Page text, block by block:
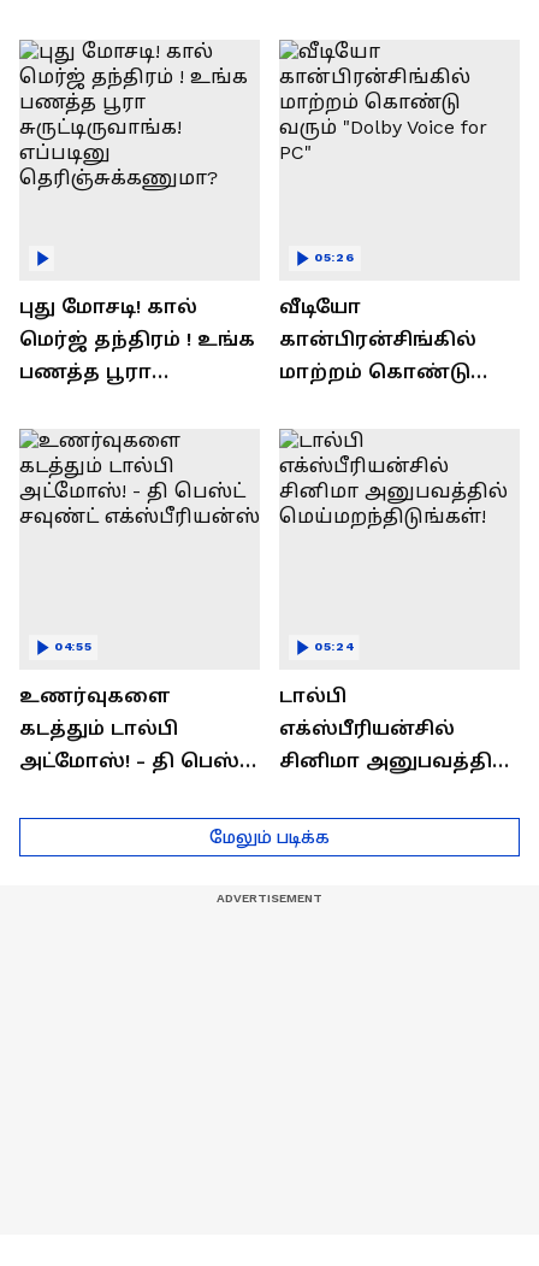
புது மோசடி! கால்
மெர்ஜ் தந்திரம் ! உங்க
பணத்த பூரா
எப்படினு
தெரிஞ்சுக்கணுமா?
வீடியோ
கான்பிரன்சிங்கில்
மாற்றம் கொண்டு
PC"
05:26
உணர்வுகளை
கடத்தும் டால்பி
அட்மோஸ்! - தி பெஸ்ட்
எக்ஸ்பீரியன்ஸ்
04:55
டால்பி
எக்ஸ்பீரியன்சில்
சினிமா அனுபவத்தில்
05:24
மேலும் படிக்க